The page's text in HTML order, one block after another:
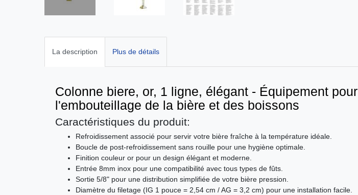
La description Plus de détails
Colonne biere, or, 1 ligne, élégant - Équipement pour
l'embouteillage de la bière et des boissons
Caractéristiques du produit:
Refroidissement associé pour servir votre bière fraîche à la température idéale.
Boucle de post-refroidissement sans rouille pour une hygiène optimale.
Finition couleur or pour un design élégant et moderne.
Entrée 8mm inox pour une compatibilité avec tous types de fûts.
Sortie 5/8" pour une distribution simplifiée de votre bière pression.
Diamètre du filetage (IG 1 pouce = 2,54 cm / AG = 3,2 cm) pour une installation facile.